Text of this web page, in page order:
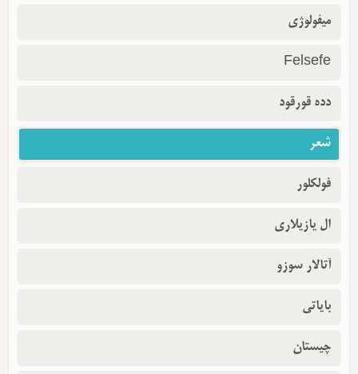
میفولوژی
Felsefe
دده قورقود
شعر
فولکلور
ال یازیلاری
آتالار سوزو
بایاتی
چیستان